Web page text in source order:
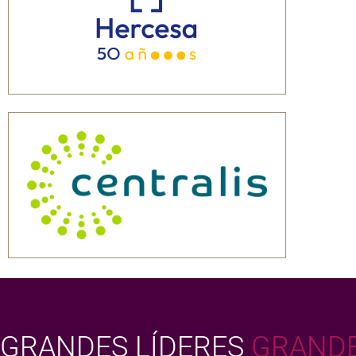
GRANDES LÍDERES